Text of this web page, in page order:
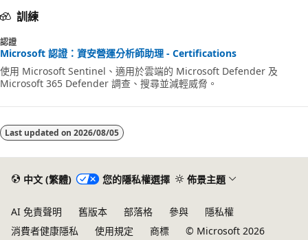
訓練
認證
Microsoft 認證：資安營運分析師助理 - Certifications
使用 Microsoft Sentinel、適用於雲端的 Microsoft Defender 及
Microsoft 365 Defender 調查、搜尋並減輕威脅。
Last updated on 2026/08/05
中文 (繁體) 您的隱私權選擇 佈景主題
AI 免責聲明 舊版本 部落格 參與
隱私權
消費者健康隱私
使用規定 商標 © Microsoft 2026